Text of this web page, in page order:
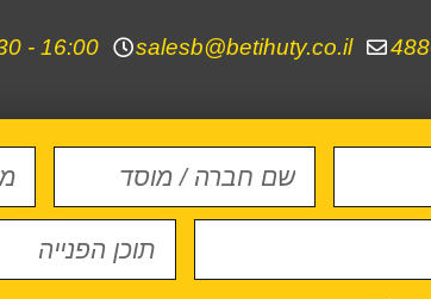
salesb@betihuty.co.il
16:00 - 08:30